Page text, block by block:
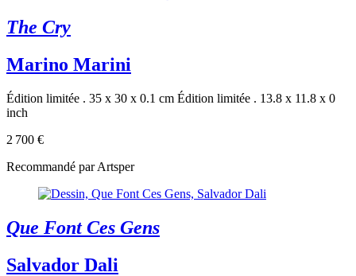
The Cry
Marino Marini
Édition limitée . 35 x 30 x 0.1 cm Édition limitée . 13.8 x 11.8 x 0
inch
2 700 €
Recommandé par Artsper
Que Font Ces Gens
Salvador Dali